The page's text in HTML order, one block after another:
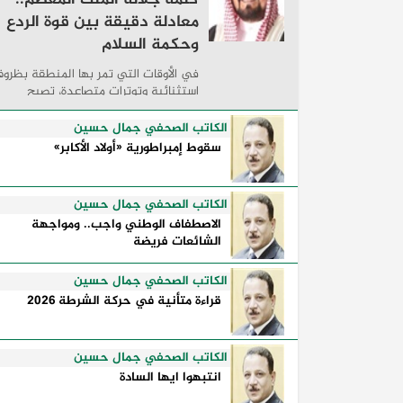
معادلة دقيقة بين قوة الردع
وحكمة السلام
في الأوقات التي تمر بها المنطقة
استثنائية وتوترات متصاعدة، تصبح
الكلمات السياسية أكثر من مجرد مواقف
معلنة؛ فهي تكشف طريقة تفكير الدول،
وكيفية إدارتها للأزمات، والحدود التي
تفصل بين القوة ...
الكاتب الصحفي جمال حسين
سقوط إمبراطورية «أولاد الأكابر»
الكاتب الصحفي جمال حسين
الاصطفاف الوطني واجب.. ومواجهة
الشائعات فريضة
الكاتب الصحفي جمال حسين
قراءة متأنية في حركة الشرطة 2026
الكاتب الصحفي جمال حسين
انتبهوا ايها السادة